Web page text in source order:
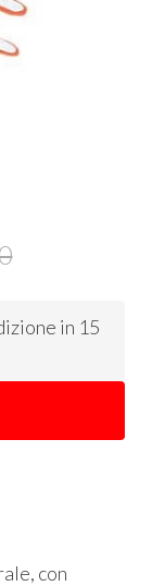
in 15
con